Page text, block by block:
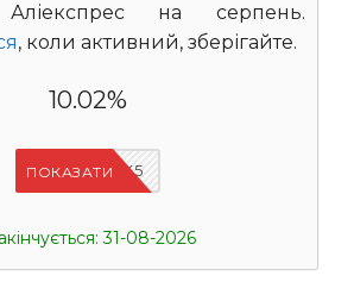
на серпень.
, коли активний, зберігайте.
10.02%
IFPJJWK5
ПОКАЗАТИ
31-08-2026